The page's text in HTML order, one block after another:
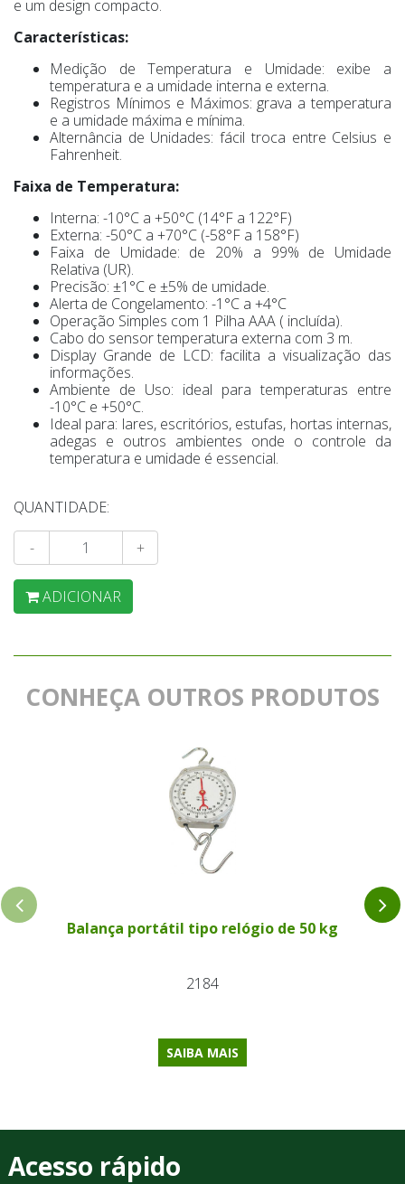
e um design compacto.
Características:
Medição de Temperatura e Umidade: exibe a
temperatura e a umidade interna e externa.
Registros Mínimos e Máximos: grava a temperatura
e a umidade máxima e mínima.
Alternância de Unidades: fácil troca entre Celsius e
Fahrenheit.
Faixa de Temperatura:
Interna: -10°C a +50°C (14°F a 122°F)
Externa: -50°C a +70°C (-58°F a 158°F)
Faixa de Umidade: de 20% a 99% de Umidade
Relativa (UR).
Precisão: ±1°C e ±5% de umidade.
Alerta de Congelamento: -1°C a +4°C
Operação Simples com 1 Pilha AAA ( incluída).
Cabo do sensor temperatura externa com 3 m.
Display Grande de LCD: facilita a visualização das
informações.
Ambiente de Uso: ideal para temperaturas entre
-10°C e +50°C.
Ideal para: lares, escritórios, estufas, hortas internas,
adegas e outros ambientes onde o controle da
temperatura e umidade é essencial.
QUANTIDADE:
- +
ADICIONAR
CONHEÇA OUTROS PRODUTOS
Balança portátil tipo relógio de 50 kg
2184
SAIBA MAIS
Acesso rápido